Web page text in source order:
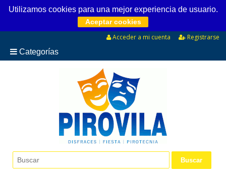
Utilizamos cookies para una mejor experiencia de usuario.
Aceptar cookies
Acceder a mi cuenta
Registrarse
Categorías